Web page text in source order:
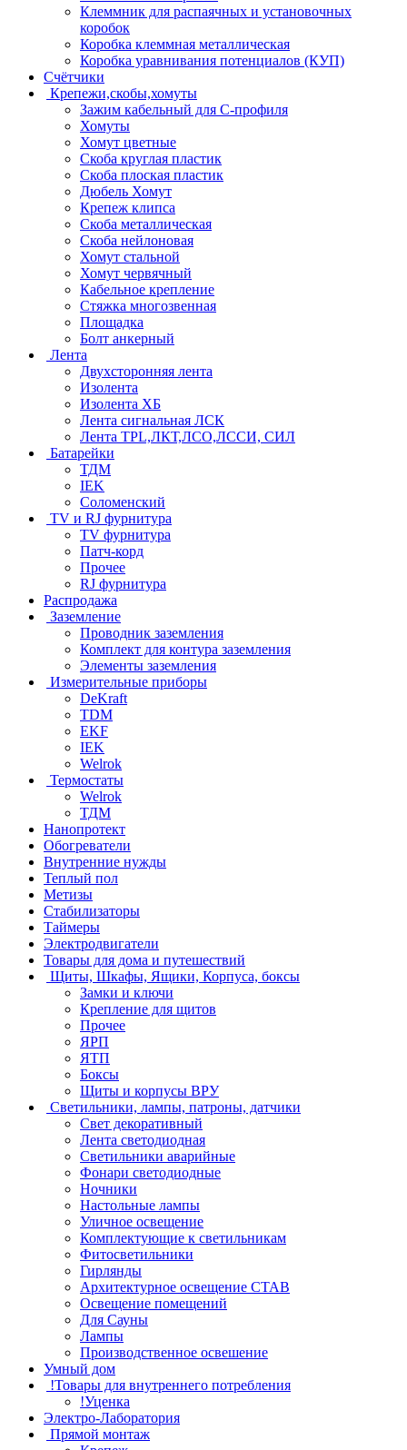
Клеммник для распаячных и установочных
коробок
Коробка клеммная металлическая
Коробка уравнивания потенциалов (КУП)
Счётчики
Крепежи,скобы,хомуты
Зажим кабельный для С-профиля
Хомуты
Хомут цветные
Скоба круглая пластик
Скоба плоская пластик
Дюбель Хомут
Крепеж клипса
Скоба металлическая
Скоба нейлоновая
Хомут стальной
Хомут червячный
Кабельное крепление
Стяжка многозвенная
Площадка
Болт анкерный
Лента
Двухсторонняя лента
Изолента
Изолента ХБ
Лента сигнальная ЛСК
Лента TPL,ЛКТ,ЛСО,ЛССИ, СИЛ
Батарейки
ТДМ
IEK
Соломенский
TV и RJ фурнитура
TV фурнитура
Патч-корд
Прочее
RJ фурнитура
Распродажа
Заземление
Проводник заземления
Комплект для контура заземления
Элементы заземления
Измерительные приборы
DeKraft
TDM
EKF
IEK
Welrok
Термостаты
Welrok
ТДМ
Нанопротект
Обогреватели
Внутренние нужды
Теплый пол
Метизы
Стабилизаторы
Таймеры
Электродвигатели
Товары для дома и путешествий
Щиты, Шкафы, Ящики, Корпуса, боксы
Замки и ключи
Крепление для щитов
Прочее
ЯРП
ЯТП
Боксы
Щиты и корпусы ВРУ
Светильники, лампы, патроны, датчики
Свет декоративный
Лента светодиодная
Светильники аварийные
Фонари светодиодные
Ночники
Настольные лампы
Уличное освещение
Комплектующие к светильникам
Фитосветильники
Гирлянды
Архитектурное освещение СТАВ
Освещение помещений
Для Сауны
Лампы
Производственное освешение
Умный дом
!Товары для внутреннего потребления
!Уценка
Электро-Лаборатория
Прямой монтаж